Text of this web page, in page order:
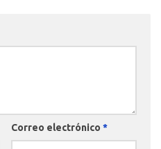
Correo electrónico *